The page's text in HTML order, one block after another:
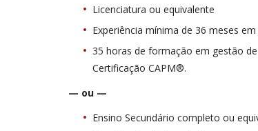
Licenciatura ou equivalente
Experiência mínima de 36 meses
35 horas de formação em gestão
Certificação CAPM®.
— ou —
Ensino Secundário completo ou